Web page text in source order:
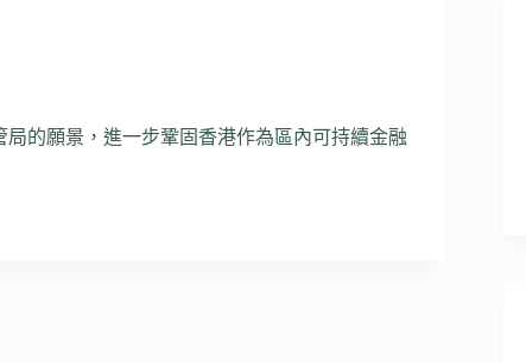
的願景，進一步鞏固香港作為區內可持續金融